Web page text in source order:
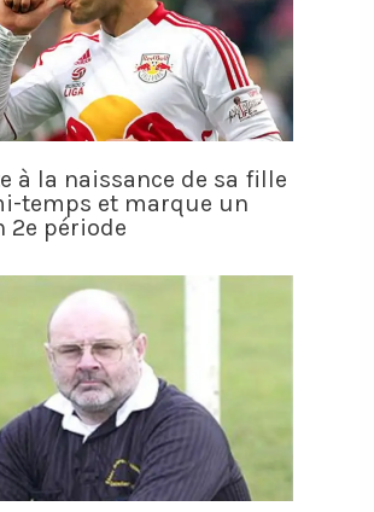
à la naissance de sa fille
temps et marque un
2e période